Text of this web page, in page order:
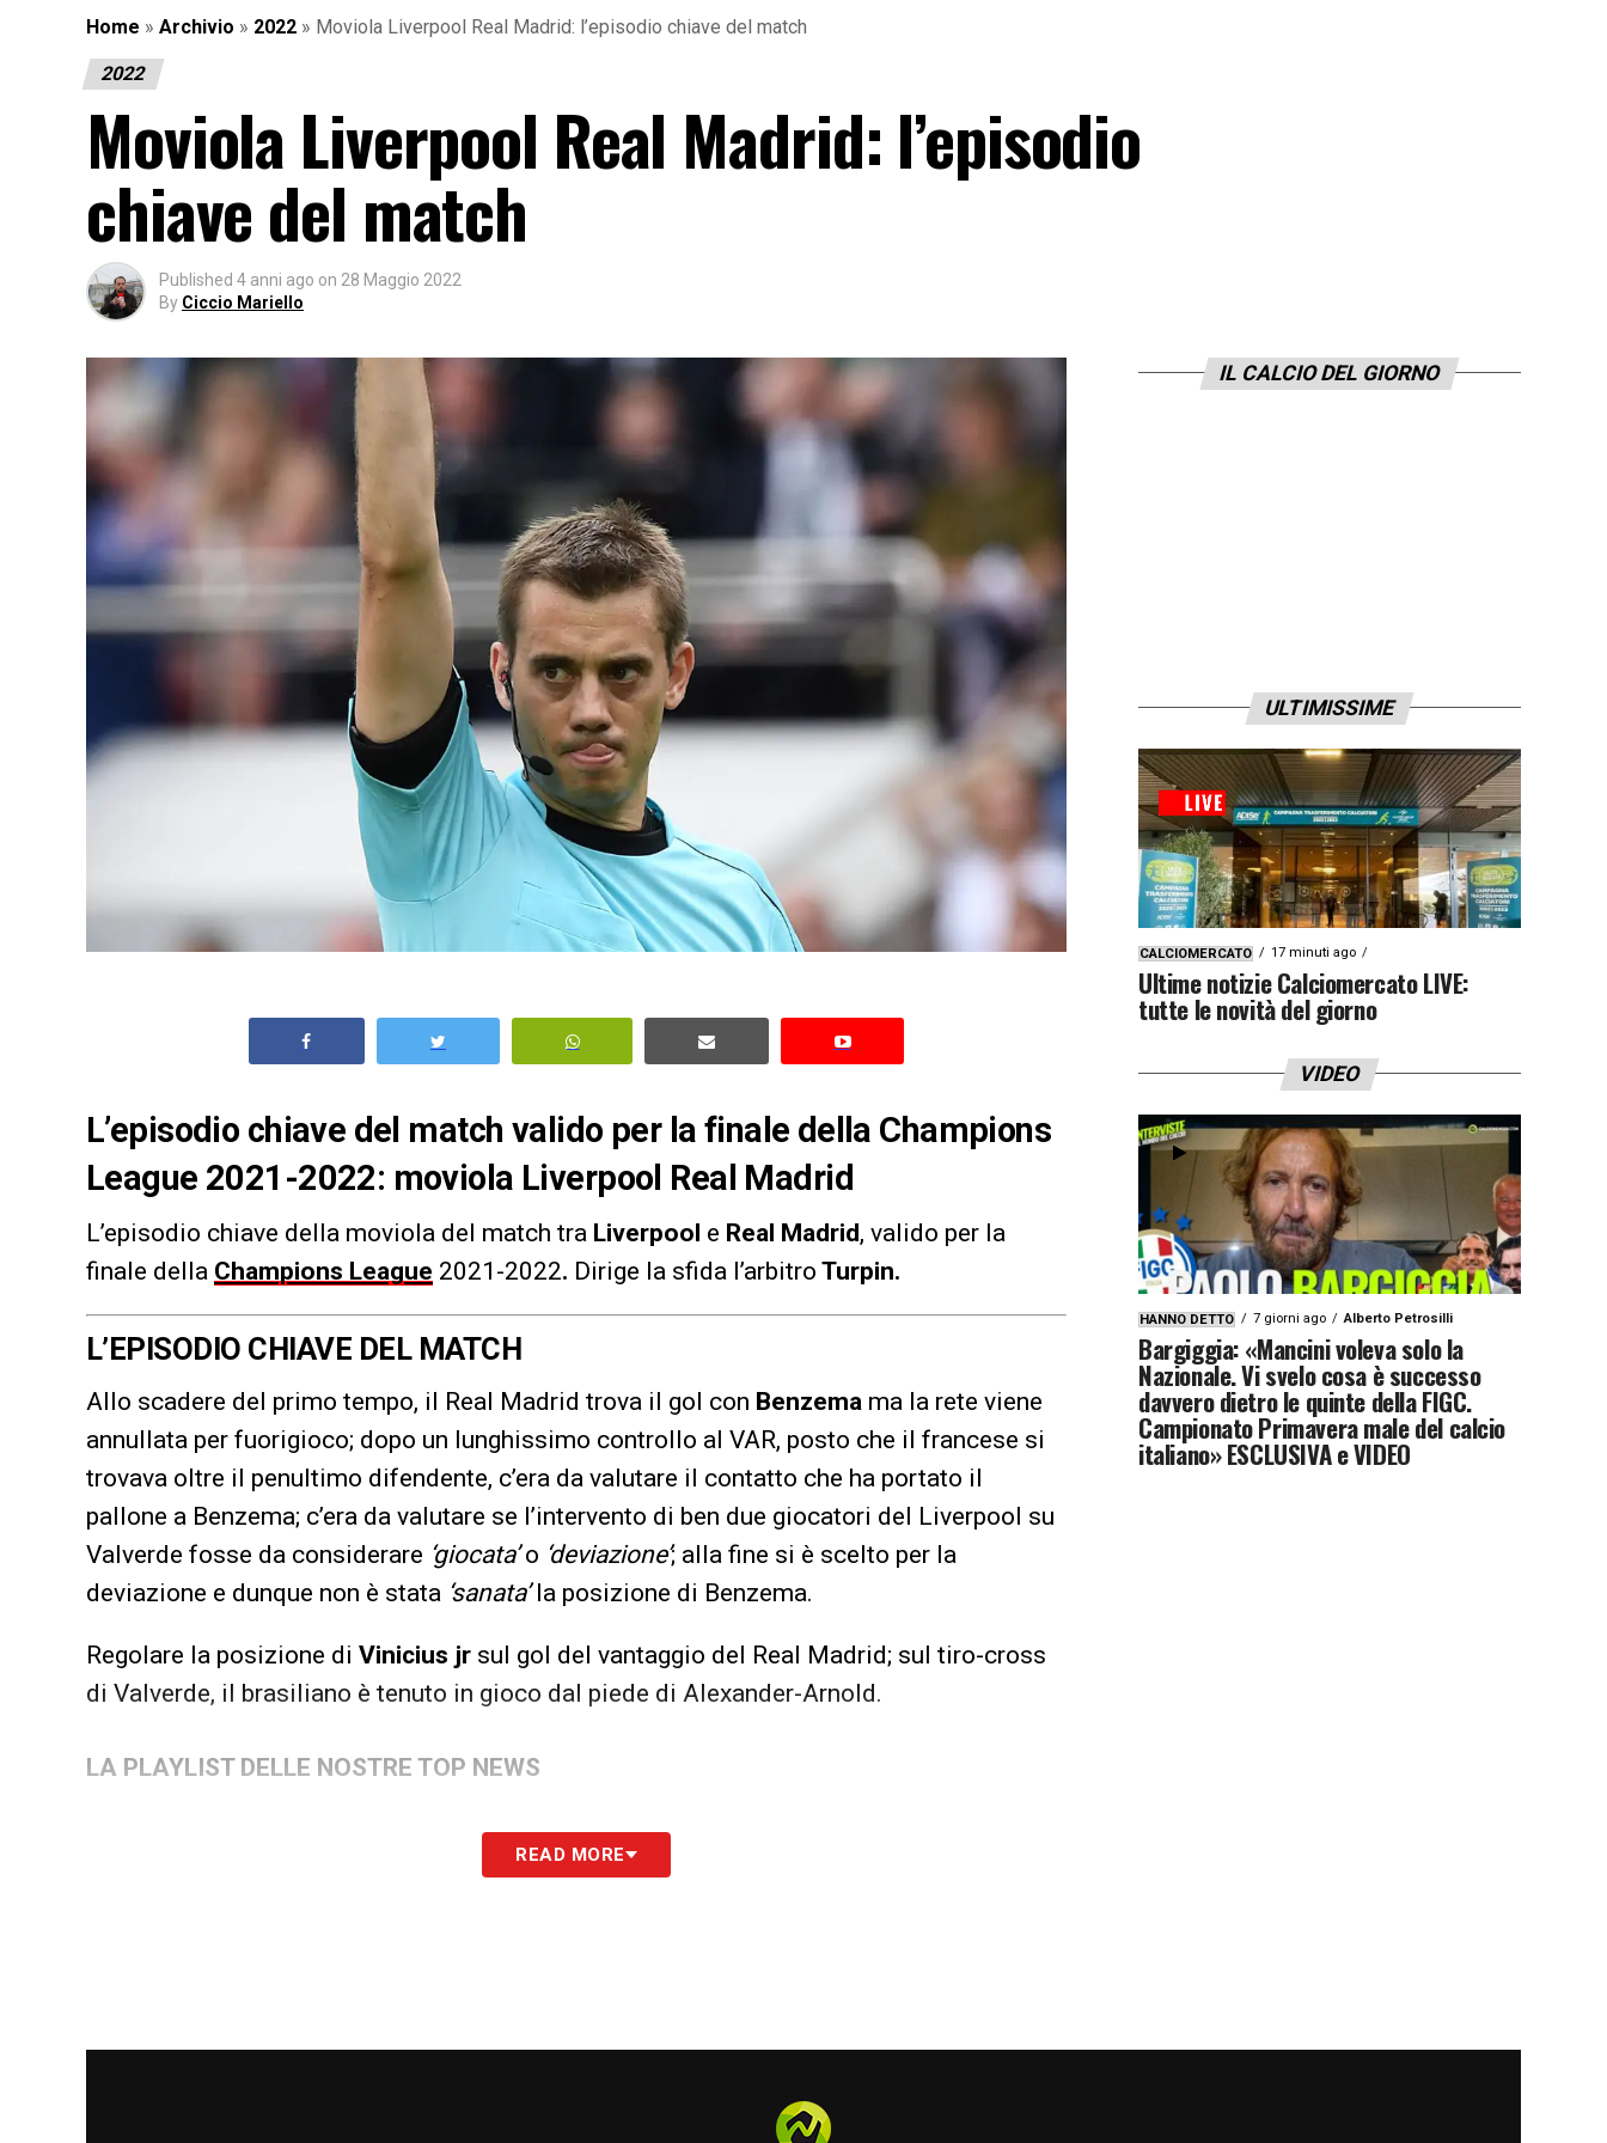
Home » Archivio » 2022 » Moviola Liverpool Real Madrid: l’episodio chiave del match
2022
Moviola Liverpool Real Madrid: l’episodio
chiave del match
Published 4 anni ago on 28 Maggio 2022
By Ciccio Mariello
L’episodio chiave del match valido per la finale della Champions
League 2021-2022: moviola Liverpool Real Madrid
L’episodio chiave della moviola del match tra Liverpool e Real Madrid, valido per la
finale della Champions League 2021-2022. Dirige la sfida l’arbitro Turpin.
L’EPISODIO CHIAVE DEL MATCH
Allo scadere del primo tempo, il Real Madrid trova il gol con Benzema ma la rete viene
annullata per fuorigioco; dopo un lunghissimo controllo al VAR, posto che il francese si
trovava oltre il penultimo difendente, c’era da valutare il contatto che ha portato il
pallone a Benzema; c’era da valutare se l’intervento di ben due giocatori del Liverpool su
Valverde fosse da considerare ‘giocata’o ‘deviazione’; alla fine si è scelto per la
deviazione e dunque non è stata ‘sanata’la posizione di Benzema.
Regolare la posizione di Vinicius jr sul gol del vantaggio del Real Madrid; sul tiro-cross
di Valverde, il brasiliano è tenuto in gioco dal piede di Alexander-Arnold.
LA PLAYLIST DELLE NOSTRE TOP NEWS
READ MORE
IL CALCIO DEL GIORNO
ULTIMISSIME
CALCIOMERCATO 17 minuti ago
Ultime notizie Calciomercato LIVE:
tutte le novità del giorno
VIDEO
HANNO DETTO 7 giorni ago Alberto Petrosilli
Bargiggia: «Mancini voleva solo la
Nazionale. Vi svelo cosa è successo
davvero dietro le quinte della FIGC.
Campionato Primavera male del calcio
italiano» ESCLUSIVA e VIDEO